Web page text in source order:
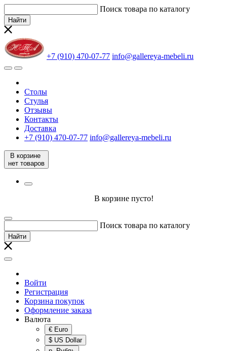
Поиск товара по каталогу
Найти
+7 (910) 470-07-77 info@gallereya-mebeli.ru
Столы
Стулья
Отзывы
Контакты
Доставка
+7 (910) 470-07-77 info@gallereya-mebeli.ru
В корзине
нет товаров
В корзине пусто!
Поиск товара по каталогу
Найти
Войти
Регистрация
Корзина покупок
Оформление заказа
Валюта
€ Euro
$ US Dollar